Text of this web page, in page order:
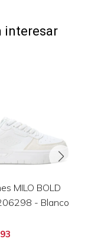
interesar
MILO BOLD
- Blanco